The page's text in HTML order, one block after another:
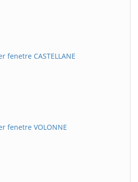
fenetre CASTELLANE
fenetre VOLONNE